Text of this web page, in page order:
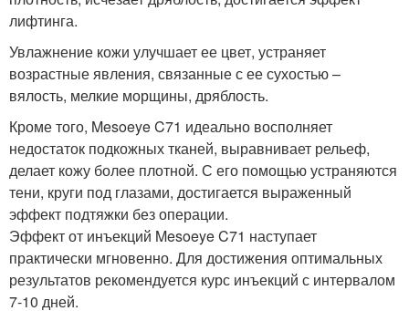
лифтинга.
Увлажнение кожи улучшает ее цвет, устраняет
возрастные явления, связанные с ее сухостью –
вялость, мелкие морщины, дряблость.
Кроме того, Mesoeye C71 идеально восполняет
недостаток подкожных тканей, выравнивает рельеф,
делает кожу более плотной. С его помощью устраняются
тени, круги под глазами, достигается выраженный
эффект подтяжки без операции.
Эффект от инъекций Mesoeye C71 наступает
практически мгновенно. Для достижения оптимальных
результатов рекомендуется курс инъекций с интервалом
7-10 дней.